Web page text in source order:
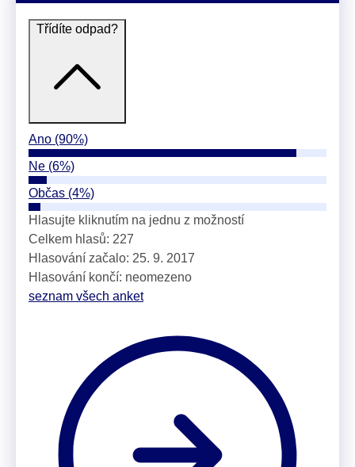
Třídíte odpad?
Ano (90%)
Ne (6%)
Občas (4%)
Hlasujte kliknutím na jednu z možností
Celkem hlasů: 227
Hlasování začalo: 25. 9. 2017
Hlasování končí: neomezeno
seznam všech anket